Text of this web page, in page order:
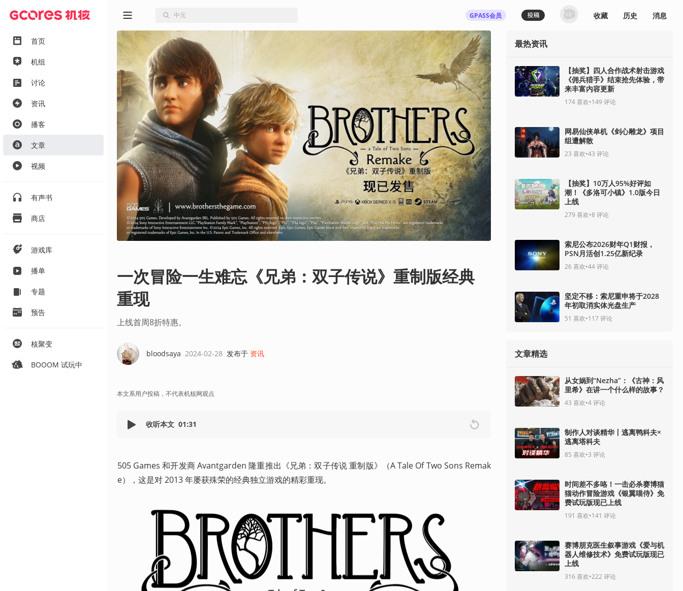
首页
机组
讨论
资讯
播客
文章
视频
有声书
商店
游戏库
播单
专题
预告
核聚变
BOOOM 试玩中
GPASS会员 收藏 历史 消息
一次冒险一生难忘《兄弟：双子传说》重制版经典
重现
上线首周8折特惠。
bloodsaya 2024-02-28 发布于 资讯
本文系用户投稿，不代表机核网观点
收听本文 01:31
505 Games 和开发商 Avantgarden 隆重推出《兄弟：双子传说 重制版》（A Tale Of Two Sons Remak
e），这是对 2013 年屡获殊荣的经典独立游戏的精彩重现。
最热资讯
【抽奖】四人合作战术射击游戏
《佣兵猎手》结束抢先体验，带
来丰富内容更新
174喜欢•149 评论
网易仙侠单机《剑心雕龙》项目
组遭解散
23 喜欢•43 评论
【抽奖】10万人95%好评如
潮！《多洛可小镇》1.0版今日
上线
279 喜欢•8 评论
索尼公布2026财年Q1财报，
PSN月活创1.25亿新纪录
26喜欢•44评论
坚定不移：索尼重申将于2028
年初取消实体光盘生产
51 喜欢•117评论
文章精选
从女娲到“Nezha”：《古神：风
里希》在讲一个什么样的故事？
43 喜欢•4评论
制作人对谈精华丨逃离鸭科夫×
逃离塔科夫
85 喜欢•3 评论
时间差不多咯！一击必杀赛博猫
猫动作冒险游戏《银翼喵侍》免
费试玩版现已上线
191 喜欢•141 评论
赛博朋克医生叙事游戏《爱与机
器人维修技术》免费试玩版现已
上线
316喜欢•222 评论